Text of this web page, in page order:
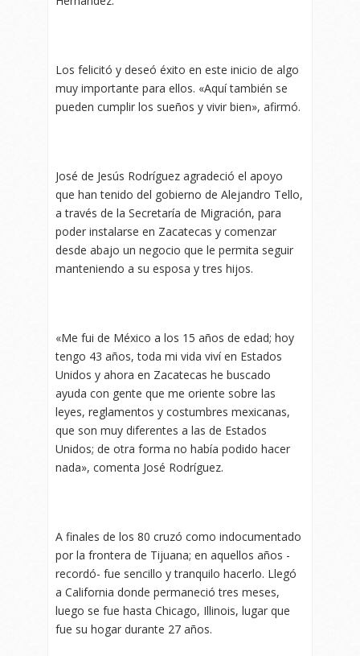
Los felicitó y deseó éxito en este inicio de algo
muy importante para ellos. «Aquí también se
pueden cumplir los sueños y vivir bien», afirmó.
José de Jesús Rodríguez agradeció el apoyo
que han tenido del gobierno de Alejandro Tello,
a través de la Secretaría de Migración, para
poder instalarse en Zacatecas y comenzar
desde abajo un negocio que le permita seguir
manteniendo a su esposa y tres hijos.
«Me fui de México a los 15 años de edad; hoy
tengo 43 años, toda mi vida viví en Estados
Unidos y ahora en Zacatecas he buscado
ayuda con gente que me oriente sobre las
leyes, reglamentos y costumbres mexicanas,
que son muy diferentes a las de Estados
Unidos; de otra forma no había podido hacer
nada», comenta José Rodríguez.
A finales de los 80 cruzó como indocumentado
por la frontera de Tijuana; en aquellos años -
recordó- fue sencillo y tranquilo hacerlo. Llegó
a California donde permaneció tres meses,
luego se fue hasta Chicago, Illinois, lugar que
fue su hogar durante 27 años.